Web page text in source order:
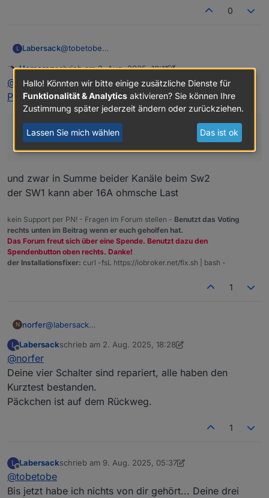
0
L Labersack@tobetobe
wieder.
An einem der HM-LC-Sw1-FM ist Sicherung &
Sicherungswiderstand in Ordnung, der hat andere
Probleme.
Ich weiß aber nicht, was da das Problem ist.
Bei drei HM-LC-Sw1-FM war der
Sicherungswiderstand durch, habe ich alle drei
Zwei haben danach wieder funktioniert, bei einem
brannte er sofort wieder durch, also hat auch der
andere Probleme.
Sicherungen/Sicherungswiderstände ist schon
seltsam.... was hattest du da dranhängen?
Dir ist bekannt, dass diese Aktoren nur für maximal
Kann dir also 3 reparierte Schalter zurückschicken.
Die beiden anderen schicke ich dir entweder defekt
Homoranschrieb am2. Aug. 2025, 18:11
@ labersacksagte inAngebot für Reparatur des "C26-
Problems":
dass diese Aktoren nur für maximal 1150W
ausgelegt sind?
und zwar in Summe beider Kanäle beim Sw2
der SW1 kann aber 16A ohmsche Last
kein Support per PN! - Fragen im Forum stellen - Benutzt das Voting
rechts unten im Beitrag wenn er euch geholfen hat.
Das Forum freut sich über eine Spende. Benutzt dazu den
Spendenbutton oben rechts. Danke!
der Installationsfixer: curl -fsL https://iobroker.net/fix.sh | bash -
1
N norfer@labersack
das Päckchen schicken?
L
Offline
Labersackschrieb am 2. Aug. 2025, 18:28
zuletzt editiert von Labersack8. Apr. 2025, 10:33
@norfer
Deine vier Schalter sind repariert, alle haben den
Kurztest bestanden.
Päckchen ist auf dem Rückweg.
1
L
Offline
Labersackschrieb am 9. Aug. 2025, 05:37
zuletzt editiert von Labersack8. Sept. 2025, 07:37
@tobetobe
Bis jetzt habe ich nichts von dir gehört... Deine drei
Hallo! Könnten wir bitte einige zusätzliche Dienste für
Funktionalität & Analytics aktivieren? Sie können Ihre
Zustimmung später jederzeit ändern oder zurückziehen.
Lassen Sie mich wählen Das ist ok